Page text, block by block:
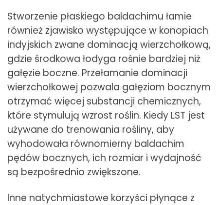
Stworzenie płaskiego baldachimu łamie
również zjawisko występujące w konopiach
indyjskich zwane dominacją wierzchołkową,
gdzie środkowa łodyga rośnie bardziej niż
gałęzie boczne. Przełamanie dominacji
wierzchołkowej pozwala gałęziom bocznym
otrzymać więcej substancji chemicznych,
które stymulują wzrost roślin. Kiedy LST jest
używane do trenowania rośliny, aby
wyhodowała równomierny baldachim
pędów bocznych, ich rozmiar i wydajność
są bezpośrednio zwiększone.
Inne natychmiastowe korzyści płynące z